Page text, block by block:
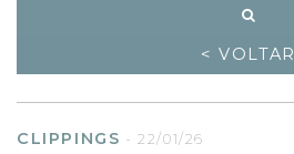
< VOLTAR
CLIPPINGS - 22/01/26